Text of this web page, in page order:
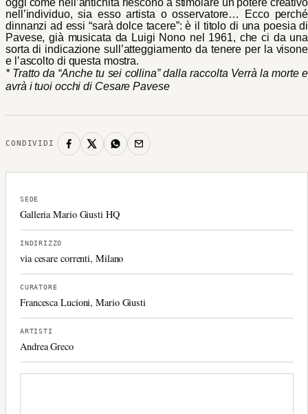
nell’individuo, sia esso artista o osservatore… Ecco perché
dinnanzi ad essi “sarà dolce tacere”: è il titolo di una poesia di
Pavese, già musicata da Luigi Nono nel 1961, che ci da una
sorta di indicazione sull’atteggiamento da tenere per la visone
e l’ascolto di questa mostra.
* Tratto da “Anche tu sei collina” dalla raccolta Verrà la morte e
avrà i tuoi occhi di Cesare Pavese
CONDIVIDI
SEDE
Galleria Mario Giusti HQ
INDIRIZZO
via cesare correnti, Milano
CURATORE
Francesca Lucioni, Mario Giusti
ARTISTI
Andrea Greco